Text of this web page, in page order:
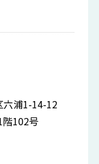
六浦1-14-12
階102号